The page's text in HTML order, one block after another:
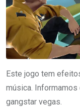
Este jogo tem
música. Informamos
gangstar vegas.